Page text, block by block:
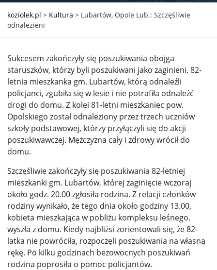
koziolek.pl > Kultura > Lubartów, Opole Lub.: Szczęśliwie
odnalezieni
Sukcesem zakończyły się poszukiwania obojga
staruszków, którzy byli poszukiwani jako zaginieni. 82-
letnia mieszkanka gm. Lubartów, którą odnaleźli
policjanci, zgubiła się w lesie i nie potrafiła odnaleźć
drogi do domu. Z kolei 81-letni mieszkaniec pow.
Opolskiego został odnaleziony przez trzech uczniów
szkoły podstawowej, którzy przyłączyli się do akcji
poszukiwawczej. Mężczyzna cały i zdrowy wrócił do
domu.
Szczęśliwie zakończyły się poszukiwania 82-letniej
mieszkanki gm. Lubartów, której zaginięcie wczoraj
około godz. 20.00 zgłosiła rodzina. Z relacji członków
rodziny wynikało, że tego dnia około godziny 13.00,
kobieta mieszkająca w pobliżu kompleksu leśnego,
wyszła z domu. Kiedy najbliżsi zorientowali się, że 82-
latka nie powróciła, rozpoczęli poszukiwania na własną
rękę. Po kilku godzinach bezowocnych poszukiwań
rodzina poprosiła o pomoc policjantów.